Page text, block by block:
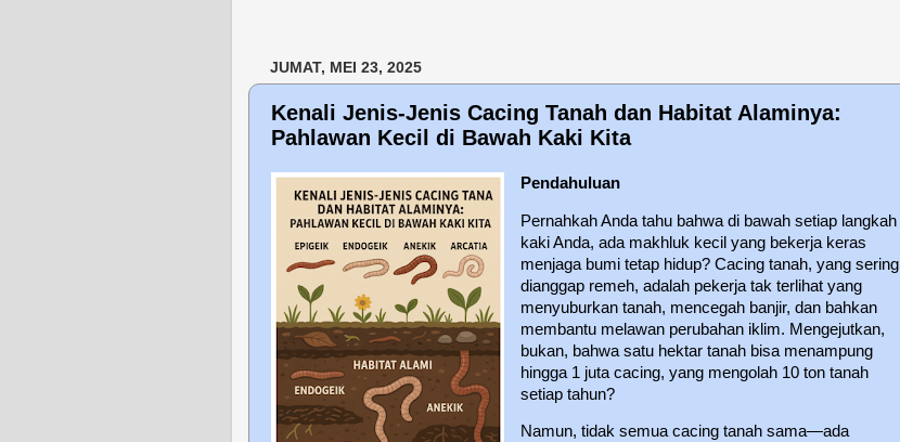
JUMAT, MEI 23, 2025
Kenali Jenis-Jenis Cacing Tanah dan Habitat Alaminya:
Pahlawan Kecil di Bawah Kaki Kita
Pendahuluan
Pernahkah Anda tahu bahwa di bawah setiap langkah
kaki Anda, ada makhluk kecil yang bekerja keras
menjaga bumi tetap hidup? Cacing tanah, yang sering
dianggap remeh, adalah pekerja tak terlihat yang
menyuburkan tanah, mencegah banjir, dan bahkan
membantu melawan perubahan iklim. Mengejutkan,
bukan, bahwa satu hektar tanah bisa menampung
hingga 1 juta cacing, yang mengolah 10 ton tanah
setiap tahun?
Namun, tidak semua cacing tanah sama—ada